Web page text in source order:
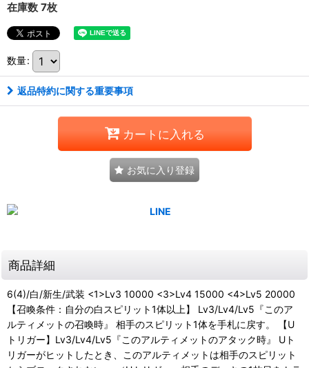
在庫数 7枚
数量:
返品特約に関する重要事項
カートに入れる
お気に入り登録
商品詳細
6(4)/白/新生/武装 <1>Lv3 10000 <3>Lv4 15000 <4>Lv5 20000
【召喚条件：自分の白スピリット1体以上】 Lv3/Lv4/Lv5『このア
ルティメットの召喚時』 相手のスピリット1体を手札に戻す。 【U
トリガー】Lv3/Lv4/Lv5『このアルティメットのアタック時』 Uト
リガーがヒットしたとき、このアルティメットは相手のスピリット